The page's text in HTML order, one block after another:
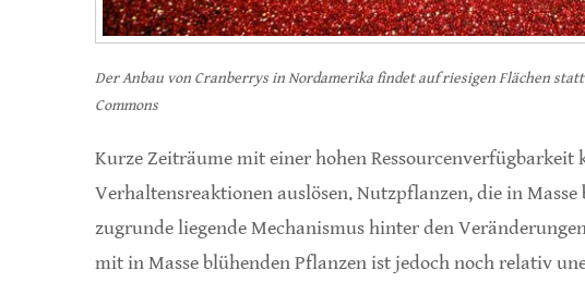
Der Anbau von Cranberrys in Nordamerika findet auf riesigen Flächen
Commons
Kurze Zeiträume mit einer hohen Ressourcenverfügbarkeit
Verhaltensreaktionen auslösen. Nutzpflanzen, die in
zugrunde liegende Mechanismus hinter den
mit in Masse blühenden Pflanzen ist jedoch noch relativ